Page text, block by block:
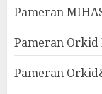
Pameran
Pameran Orkid
Pameran